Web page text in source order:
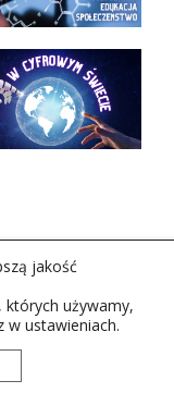
w likwidacj.
jakość
używamy,
w ustawieniach.